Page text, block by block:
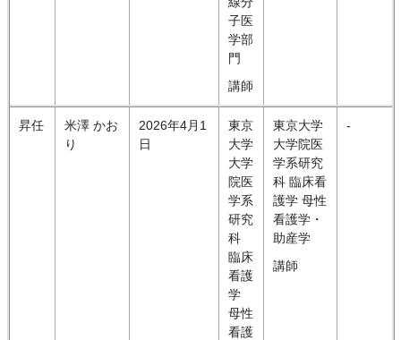
子医
学部
門
講師
昇任
米澤 かお
り
2026年4月1
日
東京
大学
大学
院医
学系
研究
科
臨床
看護
学
母性
看護
東京大学
大学院医
学系研究
科 臨床看
護学 母性
看護学・
助産学
講師
-